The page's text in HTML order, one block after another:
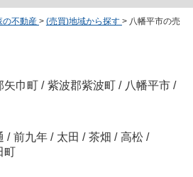
の不動産 > (売買)地域から探す > 八幡平市の売
矢巾町 / 紫波郡紫波町 / 八幡平市 /
/ 前九年 / 太田 / 茶畑 / 高松 /
町